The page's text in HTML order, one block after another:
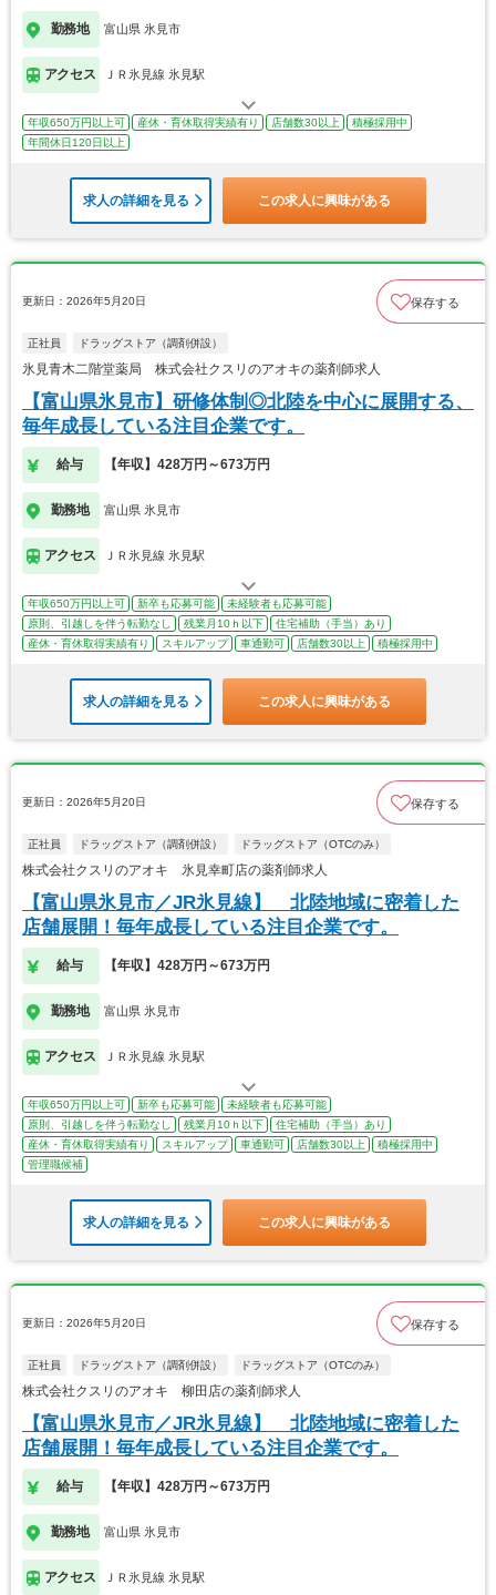
勤務地 富山県 氷見市
アクセス ＪＲ氷見線 氷見駅
年収650万円以上可 産休・育休取得実績有り 店舗数30以上
積極採用中
年間休日120日以上
求人の詳細を見る この求人に興味がある
更新日：2026年5月20日 保存する
正社員 ドラッグストア（調剤併設）
氷見青木二階堂薬局 株式会社クスリのアオキの薬剤師求人
【富山県氷見市】研修体制◎北陸を中心に展開する、
毎年成長している注目企業です。
給与 【年収】428万円～673万円
勤務地 富山県 氷見市
アクセス ＪＲ氷見線 氷見駅
年収650万円以上可 新卒も応募可能
未経験者も応募可能
原則、引越しを伴う転勤なし
残業月10ｈ以下
住宅補助（手当）あり
産休・育休取得実績有り
スキルアップ 車通勤可 店舗数30以上 積極採用中
求人の詳細を見る この求人に興味がある
更新日：2026年5月20日 保存する
正社員 ドラッグストア（調剤併設） ドラッグストア（OTCのみ）
株式会社クスリのアオキ 氷見幸町店の薬剤師求人
【富山県氷見市／JR氷見線】 北陸地域に密着した
店舗展開！毎年成長している注目企業です。
給与 【年収】428万円～673万円
勤務地 富山県 氷見市
アクセス ＪＲ氷見線 氷見駅
年収650万円以上可 新卒も応募可能
未経験者も応募可能
原則、引越しを伴う転勤なし
残業月10ｈ以下
住宅補助（手当）あり
産休・育休取得実績有り
スキルアップ 車通勤可 店舗数30以上
積極採用中
管理職候補
求人の詳細を見る この求人に興味がある
更新日：2026年5月20日 保存する
正社員 ドラッグストア（調剤併設） ドラッグストア（OTCのみ）
株式会社クスリのアオキ 柳田店の薬剤師求人
【富山県氷見市／JR氷見線】 北陸地域に密着した
店舗展開！毎年成長している注目企業です。
給与 【年収】428万円～673万円
勤務地 富山県 氷見市
アクセス ＪＲ氷見線 氷見駅